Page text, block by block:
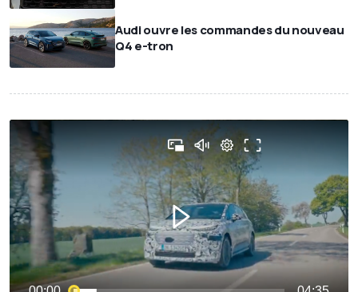
Audi ouvre les commandes du nouveau
Q4 e-tron